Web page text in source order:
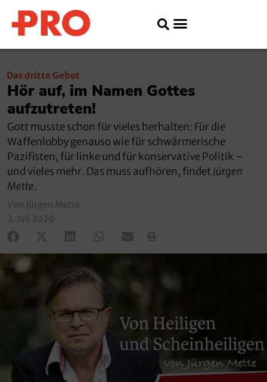
Das dritte Gebot
Hör auf, im Namen Gottes
aufzutreten!
Gott musste schon für vieles herhalten: Für die
Waffenlobby genauso wie für schwärmerische
Pazifisten, für linke und für konservative Politik –
und vieles mehr. Das muss aufhören, findet Jürgen
Mette.
Von Jürgen Mette
2. Juli 2020